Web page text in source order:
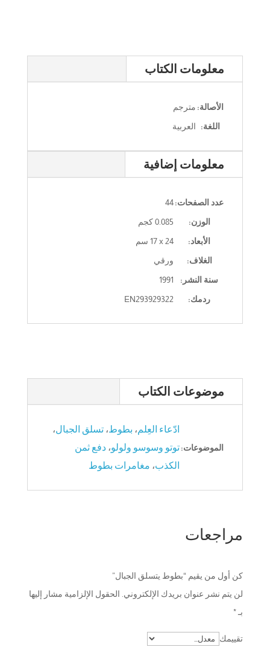
معلومات إضافية
عدد الصفحات:44
الوزن:
0.085 كجم
الأبعاد:
‎17 x 24‎ سم
الغلاف:
ورقي
سنة النشر:
1991
ردمك:
EN293929322
معلومات الكتاب
الأصالة: مترجم
اللغة:
العربية
موضوعات الكتاب
الموضوعات:
ادّعاء العِلم، بطوط، تسلق الجبال،
توتو وسوسو ولولو، دفع ثمن
الكذب، مغامرات بطوط
مراجعات
كن أول من يقيم “بطوط يتسلق الجبال”
لن يتم نشر عنوان بريدك الإلكتروني. الحقول الإلزامية مشار إليها
بـ*
تقييمك